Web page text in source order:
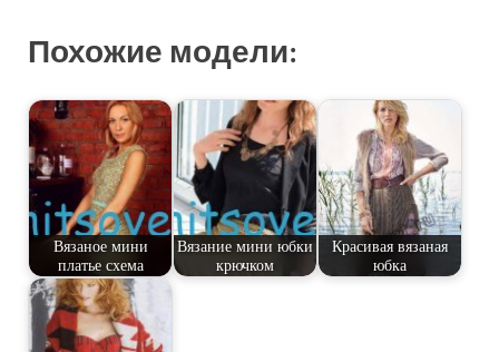
Похожие модели:
Вязаное мини
платье схема
Вязание мини юбки
крючком
Красивая вязаная
юбка